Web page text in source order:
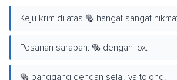
Keju krim di atas 🥯 hangat sangat
Pesanan sarapan: 🥯 dengan lox.
🥯 panggang dengan selai, ya tolong!